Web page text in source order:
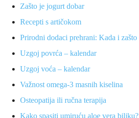
Zašto je jogurt dobar
Recepti s artičokom
Prirodni dodaci prehrani: Kada i zašto
Uzgoj povrća – kalendar
Uzgoj voća – kalendar
Važnost omega-3 masnih kiselina
Osteopatija ili ručna terapija
Kako spasiti umiruću aloe vera biljku?